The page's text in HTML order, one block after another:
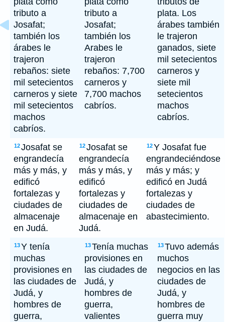
tributo a
Josafat;
también los
árabes le
trajeron
rebaños: siete
mil setecientos
carneros y siete
mil setecientos
machos
cabríos.
tributo a
Josafat;
también los
Arabes le
trajeron
rebaños: 7,700
carneros y
7,700 machos
cabríos.
plata. Los
árabes también
le trajeron
ganados, siete
mil setecientos
carneros y
siete mil
setecientos
machos
cabríos.
12Josafat se
engrandecía
más y más, y
edificó
fortalezas y
ciudades de
almacenaje
en Judá.
12Josafat se
engrandecía
más y más, y
edificó
fortalezas y
ciudades de
almacenaje en
Judá.
12Y Josafat fue
engrandeciéndose
más y más; y
edificó en Judá
fortalezas y
ciudades de
abastecimiento.
13Y tenía
muchas
provisiones en
las ciudades de
Judá, y
hombres de
guerra,
13Tenía muchas
provisiones en
las ciudades de
Judá, y
hombres de
guerra,
valientes
13Tuvo además
muchos
negocios en las
ciudades de
Judá, y
hombres de
guerra muy